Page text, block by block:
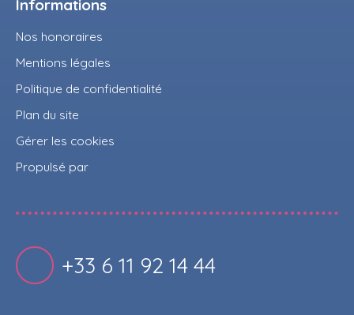
Informations
Nos honoraires
Mentions légales
Politique de confidentialité
Plan du site
Gérer les cookies
Propulsé par
+33 6 11 92 14 44